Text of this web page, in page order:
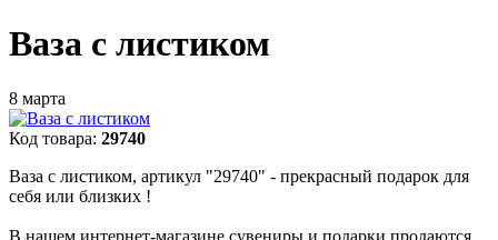
Ваза с листиком
8 марта
Код товара: 29740
Ваза с листиком, артикул "29740" - прекрасный подарок для
себя или близких !
В нашем интернет-магазине сувениры и подарки продаются